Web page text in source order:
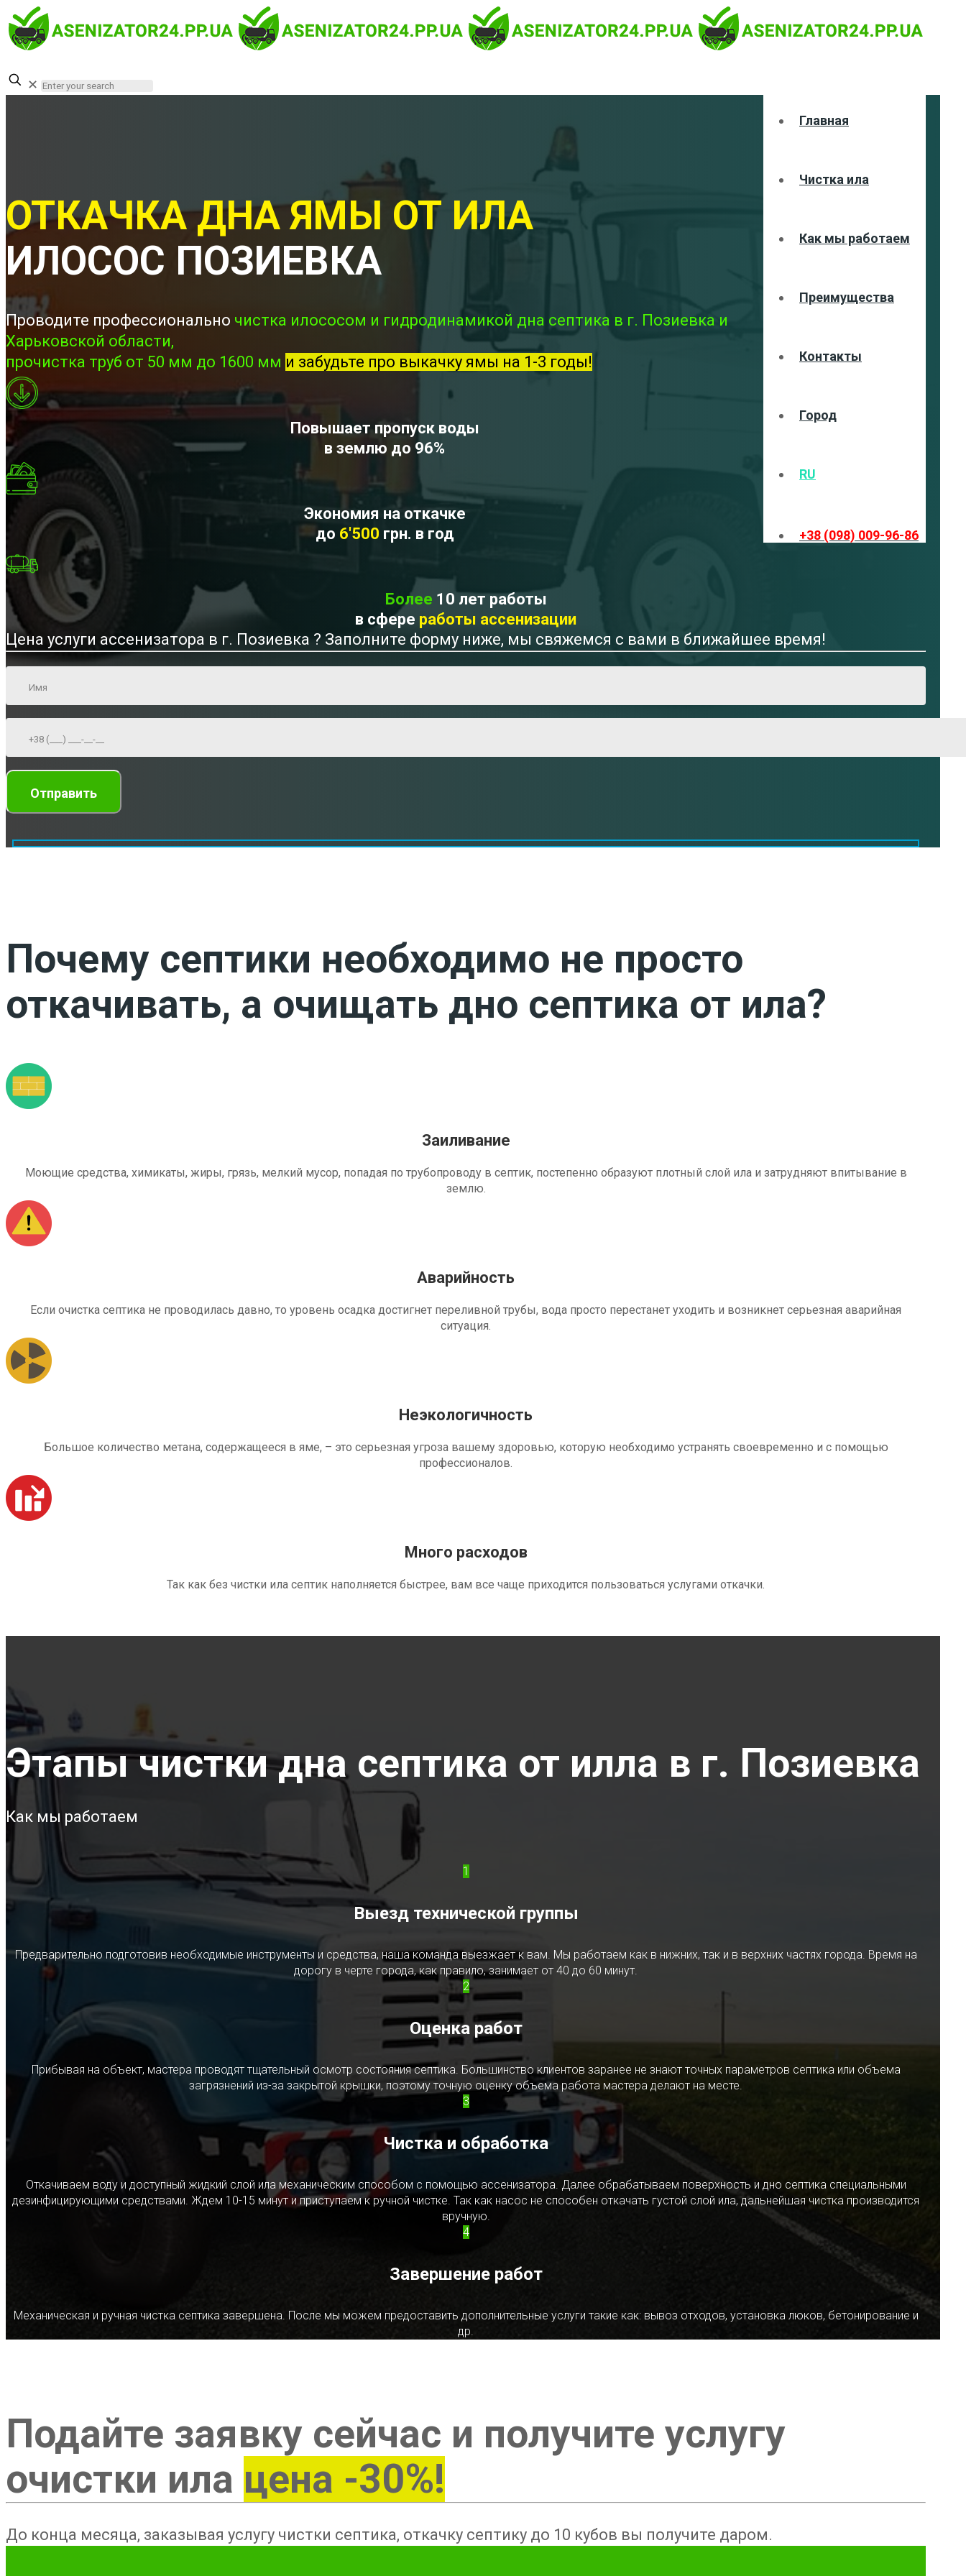
Главная
Чистка ила
Как мы работаем
Преимущества
Контакты
Город
RU
+38 (098) 009-96-86
✕
ОТКАЧКА ДНА ЯМЫ ОТ ИЛА
ИЛОСОС ПОЗИЕВКА
Проводите профессионально чистка илососом и гидродинамикой дна септика в г. Позиевка и
Харьковской области,
прочистка труб от 50 мм до 1600 мм и забудьте про выкачку ямы на 1-3 годы!
Повышает пропуск воды
в землю до 96%
Экономия на откачке
до 6'500 грн. в год
Более 10 лет работы
в сфере работы ассенизации
Цена услуги ассенизатора в г. Позиевка ? Заполните форму ниже, мы свяжемся с вами в ближайшее время!
Почему септики необходимо не просто
откачивать, а очищать дно септика от ила?
Заиливание
Моющие средства, химикаты, жиры, грязь, мелкий мусор, попадая по трубопроводу в септик, постепенно образуют плотный слой ила и затрудняют впитывание в
землю.
Аварийность
Если очистка септика не проводилась давно, то уровень осадка достигнет переливной трубы, вода просто перестанет уходить и возникнет серьезная аварийная
ситуация.
Неэкологичность
Большое количество метана, содержащееся в яме, – это серьезная угроза вашему здоровью, которую необходимо устранять своевременно и с помощью
профессионалов.
Много расходов
Так как без чистки ила септик наполняется быстрее, вам все чаще приходится пользоваться услугами откачки.
Этапы чистки дна септика от илла в г. Позиевка
Как мы работаем
1
Выезд технической группы
Предварительно подготовив необходимые инструменты и средства, наша команда выезжает к вам. Мы работаем как в нижних, так и в верхних частях города. Время на
дорогу в черте города, как правило, занимает от 40 до 60 минут.
2
Оценка работ
Прибывая на объект, мастера проводят тщательный осмотр состояния септика. Большинство клиентов заранее не знают точных параметров септика или объема
загрязнений из-за закрытой крышки, поэтому точную оценку объема работа мастера делают на месте.
3
Чистка и обработка
Откачиваем воду и доступный жидкий слой ила механическим способом с помощью ассенизатора. Далее обрабатываем поверхность и дно септика специальными
дезинфицирующими средствами. Ждем 10-15 минут и приступаем к ручной чистке. Так как насос не способен откачать густой слой ила, дальнейшая чистка производится
вручную.
4
Завершение работ
Механическая и ручная чистка септика завершена. После мы можем предоставить дополнительные услуги такие как: вывоз отходов, установка люков, бетонирование и
др.
Подайте заявку сейчас и получите услугу
очистки ила цена -30%!
До конца месяца, заказывая услугу чистки септика, откачку септику до 10 кубов вы получите даром.